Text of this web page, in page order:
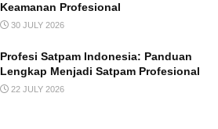
Keamanan Profesional
30 JULY 2026
Profesi Satpam Indonesia: Panduan
Lengkap Menjadi Satpam Profesional
22 JULY 2026